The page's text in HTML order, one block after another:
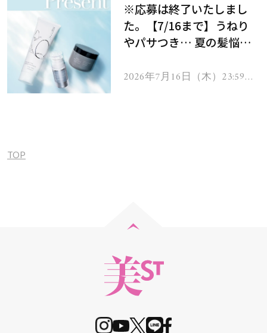
※応募は終了いたしまし
た。【7/16まで】うねり
やパサつき… 夏の髪悩み
ムを13名様にプレゼン
2026年7月16日（木）23:59ま
TOP